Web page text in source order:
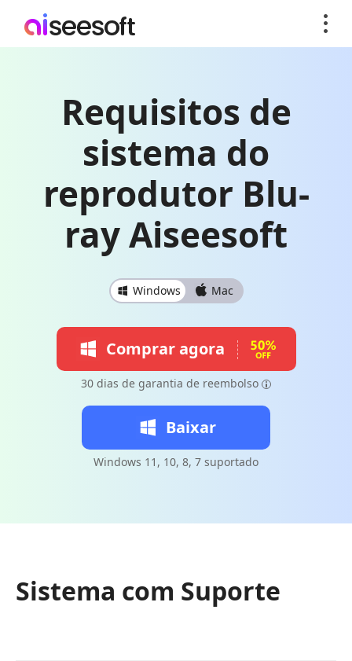
Requisitos de
sistema do
reprodutor Blu-
ray Aiseesoft
Windows Mac
Comprar agora
30 dias de garantia de reembolso
Baixar
Windows 11, 10, 8, 7 suportado
Sistema com Suporte